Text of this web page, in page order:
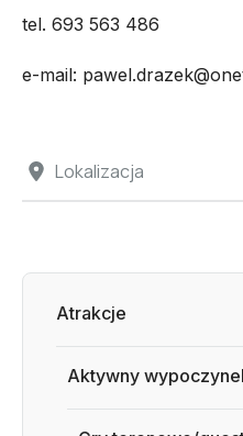
Lokalizacja
tel. 693 563 486
e-mail:
Atrakcje
Aktywny